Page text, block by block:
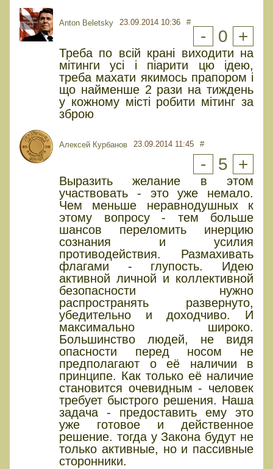
Anton Beletsky 23.09.2014 10:36 #
- 0 +
Треба по всій крані виходити на
мітинги усі і піарити цю ідею,
треба махати якимось прапором і
що найменше 2 рази на тиждень
у кожному місті робити мітинг за
зброю
Алексей Курбанов 23.09.2014 11:45 #
- 5 +
Выразить желание в этом
участвовать - это уже немало.
Чем меньше неравнодушных к
этому вопросу - тем больше
шансов переломить инерцию
сознания и усилия
противодействия. Размахивать
флагами - глупость. Идею
активной личной и коллективной
безопасности нужно
распространять развернуто,
убедительно и доходчиво. И
максимально широко.
Большинство людей, не видя
опасности перед носом не
предполагают о её наличии в
принципе. Как только её наличие
становится очевидным - человек
требует быстрого решения. Наша
задача - предоставить ему это
уже готовое и действенное
решение. тогда у Закона будут не
только активные, но и пассивные
сторонники.